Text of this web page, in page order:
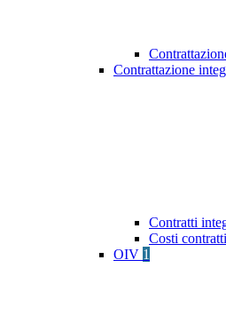
Contrattazione
Contratti
Costi
OIV 1